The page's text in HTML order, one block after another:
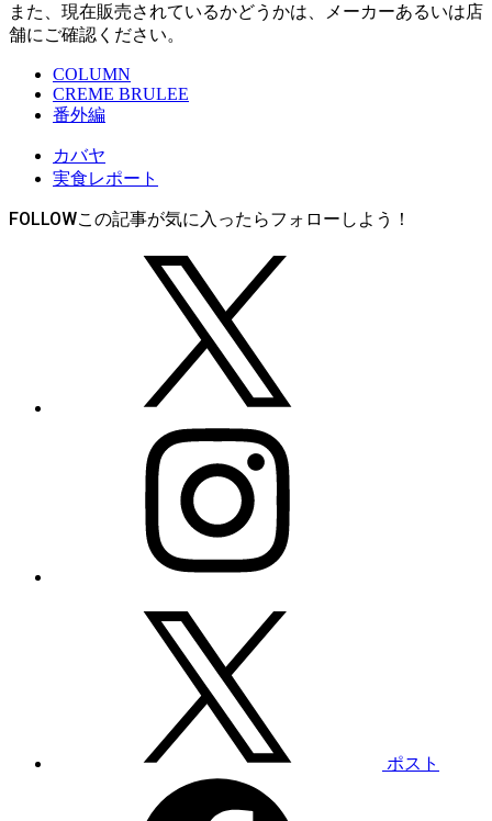
また、現在販売されているかどうかは、メーカーあるいは店
舗にご確認ください。
COLUMN
CREME BRULEE
番外編
カバヤ
実食レポート
FOLLOW
ポスト